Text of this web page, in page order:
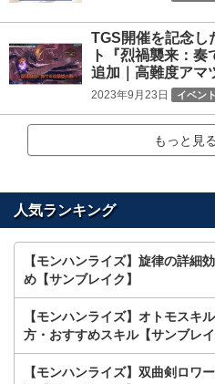
TGS開催を記念し
ト『烈禍襲来：
追加｜高難度アマ
2023年9月23日 イベン
ニュース
もっと見る
人気ランキング
【モンハンライズ】旋律の詳細
め【サンブレイク】
【モンハンライズ】オトモスキ
方・おすすめスキル【サンブレイ
【モンハンライズ】双曲剣ロワ